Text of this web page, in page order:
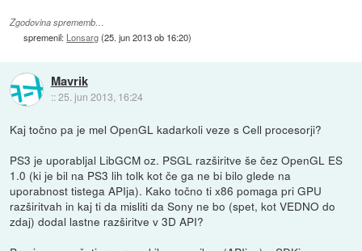
Zgodovina sprememb…
spremenil: Lonsarg(25. jun 2013 ob 16:20)
Mavrik
::25. jun 2013, 16:24
Kaj točno pa je mel OpenGL kadarkoli veze s Cell procesorji?
PS3 je uporabljal LibGCM oz. PSGL razširitve še čez OpenGL ES
1.0 (ki je bil na PS3 lih tolk kot če ga ne bi bilo glede na
uporabnost tistega APIja). Kako točno ti x86 pomaga pri GPU
razširitvah in kaj ti da misliti da Sony ne bo (spet, kot VEDNO do
zdaj) dodal lastne razširitve v 3D API?